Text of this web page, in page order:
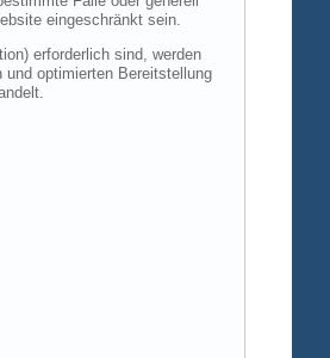
eingeschränkt sein.
erforderlich sind, werden
optimierten Bereitstellung